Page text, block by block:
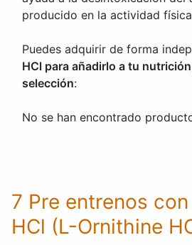
producido en la actividad física
Puedes adquirir de forma
HCl para añadirlo a tu
selección:
No se han encontrado
7 Pre entrenos
HCl (L-Ornithine